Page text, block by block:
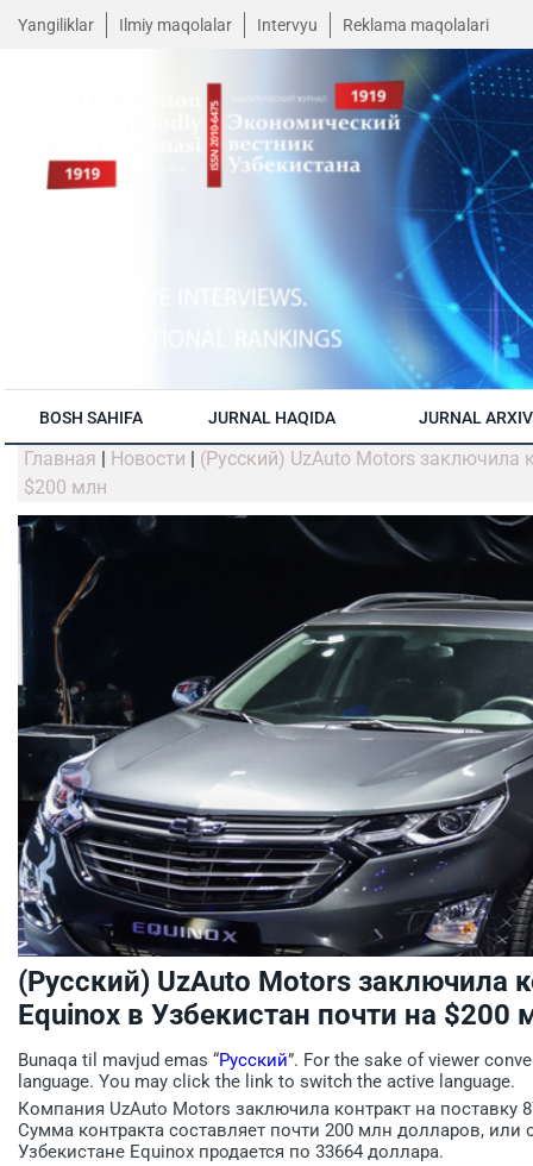
Yangiliklar Ilmiy maqolalar Intervyu Reklama maqolalari
BOSH SAHIFA JURNAL HAQIDA JURNAL
Главная | Новости | (Русский) UzAuto Motors заключила
$200 млн
(Русский) UzAuto Motors заключила
Equinox в Узбекистан почти на $200
Bunaqa til mavjud emas “Русский”. For the sake of viewer
language. You may click the link to switch the active language.
Компания UzAuto Motors заключила контракт на поставку
Сумма контракта составляет почти 200 млн долларов,
Узбекистане Equinox продается по 33664 доллара.